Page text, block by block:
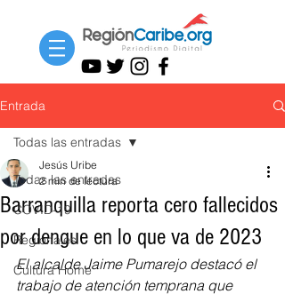
Entrada
Todas las entradas
COVID-19
Regionales
Cultura Home
Todas las entradas
Barranquilla reporta cero fallecidos
por dengue en lo que va de 2023
Jesús Uribe
2 min de lectura
El alcalde Jaime Pumarejo destacó el
trabajo de atención temprana que